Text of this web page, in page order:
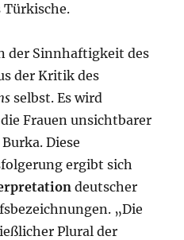
Türkische.
der Sinnhaftigkeit des
der Kritik des
selbst. Es wird
Frauen unsichtbarer
Diese
ergibt sich
deutscher
„Die
Plural der